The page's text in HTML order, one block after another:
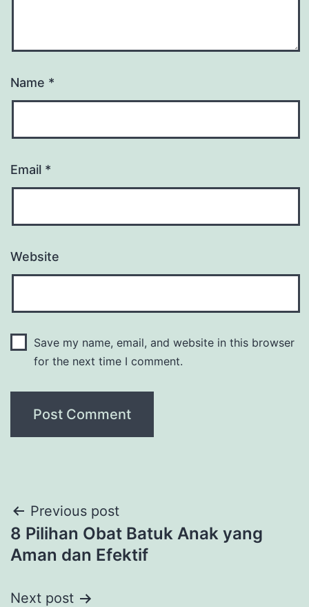
Name *
Email *
Website
Save my name, email, and website in this browser
for the next time I comment.
Post
navigation
Previous post
8 Pilihan Obat Batuk Anak yang
Aman dan Efektif
Next post